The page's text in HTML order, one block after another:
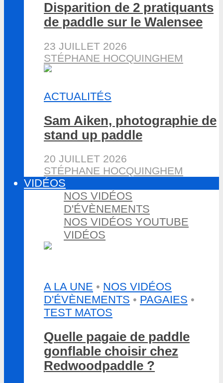
Disparition de 2 pratiquants
de paddle sur le Walensee
23 JUILLET 2026
STÉPHANE HOCQUINGHEM
ACTUALITÉS
Sam Aiken, photographie de
stand up paddle
20 JUILLET 2026
STÉPHANE HOCQUINGHEM
VIDÉOS
NOS VIDÉOS
D'ÉVÈNEMENTS
NOS VIDÉOS YOUTUBE
VIDÉOS
A LA UNE • NOS VIDÉOS
D'ÉVÈNEMENTS • PAGAIES •
TEST MATOS
Quelle pagaie de paddle
gonflable choisir chez
Redwoodpaddle ?